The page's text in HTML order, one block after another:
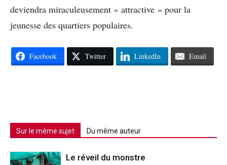
deviendra miraculeusement « attractive » pour la
jeunesse des quartiers populaires.
Facebook Twitter LinkedIn Email
Sur le même sujet Du même auteur
Le réveil du monstre